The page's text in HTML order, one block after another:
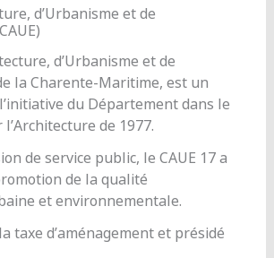
d’Urbanisme et de
d’Urbanisme et de
la Charente-Maritime, est un
du Département dans le
de 1977.
de service public, le CAUE 17 a
de la qualité
et environnementale.
taxe d’aménagement et présidé